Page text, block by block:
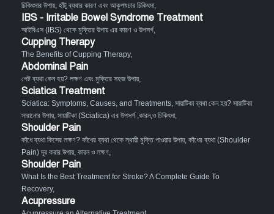
চিকিৎসার উপায়, হাঁটু ব্যথার কারণ এবং আকুপাংচার চিকিৎসা,
IBS - Irritable Bowel Syndrome Treatment
আইবিএস (IBS) থেকে মুক্তির উপায় এর কারণ ও উপসর্গ,
Cupping Therapy
The Benefits of Cupping Therapy,
Abdominal Pain
পেট ব্যথা কেন হয়? লক্ষণ এবং মুক্তির সহজ উপায়,
Sciatica Treatment
Sciatica: Symptoms, Causes, and Treatments, সায়াটিকা ব্যথা কেন হয়? সায়াটিকা
সারানোর উপায়, সায়াটিকা (Sciatica) এর উপসর্গ ,কারন,ও চিকিৎসা,
Shoulder Pain
কাঁধে ব্যথা কিসের লক্ষণ? কাঁধের ব্যথা থেকে স্থায়ী মুক্তি পাওয়ার উপায়, কাঁধের ব্যথা (Shoulder
Pain) দূর করার উপায়, কারন ও লক্ষণ,
Shoulder Pain
What Is the Best Treatment for Stroke? A Complete Guide To
Recovery,
Acupressure